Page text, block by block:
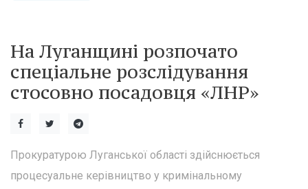
На Луганщині розпочато
спеціальне розслідування
стосовно посадовця «ЛНР»
Прокуратурою Луганської області здійснюється
процесуальне керівництво у кримінальному